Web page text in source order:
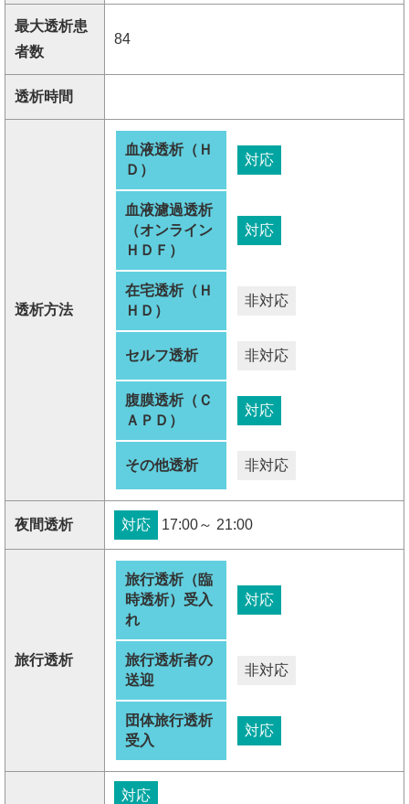
最大透析患
者数
84
透析時間
透析方法
血液透析（Ｈ
Ｄ）
対応
血液濾過透析
（オンライン
ＨＤＦ）
対応
在宅透析（Ｈ
ＨＤ）
非対応
セルフ透析 非対応
腹膜透析（Ｃ
ＡＰＤ）
対応
その他透析 非対応
夜間透析 対応 17:00～ 21:00
旅行透析
旅行透析（臨
時透析）受入
れ
対応
旅行透析者の
送迎
非対応
団体旅行透析
受入
対応
対応